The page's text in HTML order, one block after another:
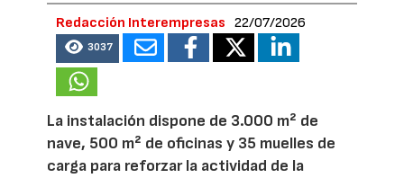
Redacción Interempresas 22/07/2026
3037
La instalación dispone de 3.000 m² de
nave, 500 m² de oficinas y 35 muelles de
carga para reforzar la actividad de la